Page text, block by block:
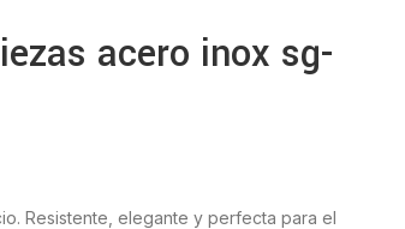
acero inox sg-
Resistente, elegante y perfecta para el